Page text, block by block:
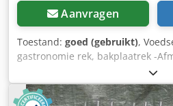
Aanvragen
Toestand: goed (gebruikt),
gastronomie rek, bakplaatrek -
600/5500/H1450 mm -Afstand
Tussenmaat: 485 mm Dcedpfx
roestvrij staal -Gewicht: 42 kg